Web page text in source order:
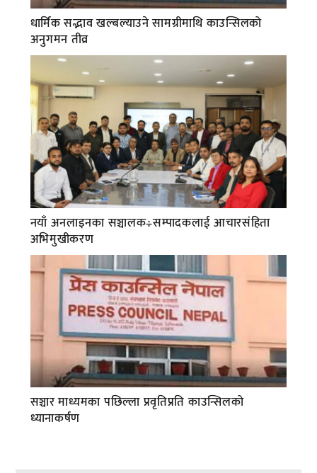
धार्मिक सद्भाव खल्बल्याउने सामग्रीमाथि काउन्सिलको
अनुगमन तीव्र
नयाँ अनलाइनका सञ्चालक÷सम्पादकलाई आचारसंहिता
अभिमुखीकरण
सञ्चार माध्यमका पछिल्ला प्रवृतिप्रति काउन्सिलको
ध्यानाकर्षण